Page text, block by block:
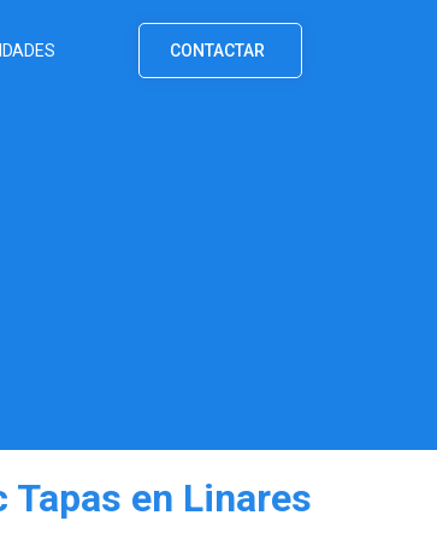
CONTACTAR
Tapas en Linares